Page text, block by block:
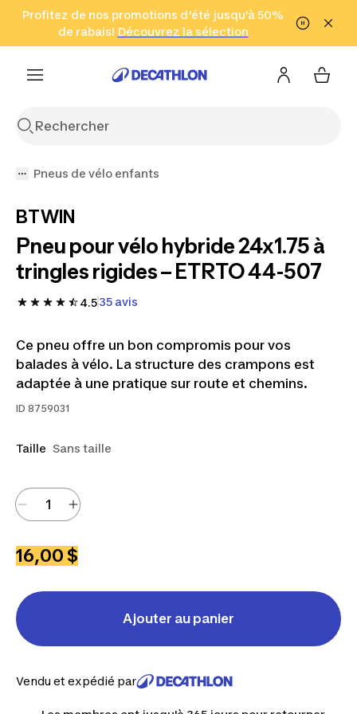
Aller à la recherche Aller au contenu Aller au pied de
Profitez de nos promotions d'été jusqu'à 50%
de rabais! Découvrez la sélection
Cliquez ici
en seulement 2 h!
(Zones sélectionnées)
Pneus de vélo enfants
BTWIN
Pneu pour vélo hybride 24x1.75 à
tringles rigides – ETRTO 44-507
4.535 avis
Ce pneu offre un bon compromis pour vos
balades à vélo. La structure des crampons est
adaptée à une pratique sur route et chemins.
ID 8759031
Taille Sans taille
16,00 $
Ajouter au panier
Vendu et expédié par